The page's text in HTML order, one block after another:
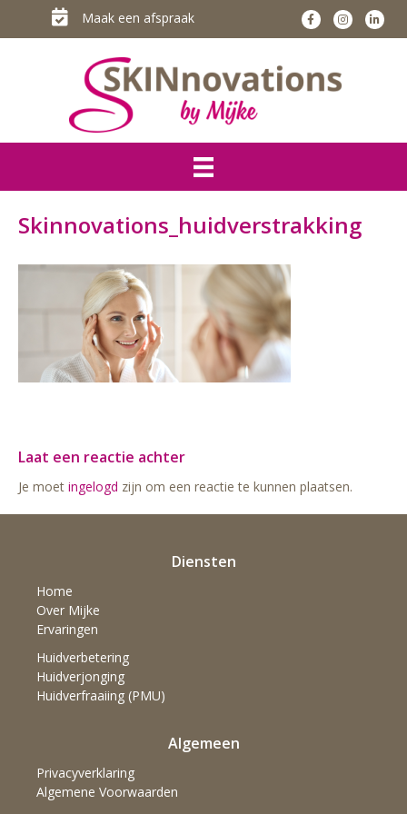
Maak een afspraak
Skinnovations_huidverstrakking
Laat een reactie achter
Je moet ingelogd zijn om een reactie te kunnen plaatsen.
Diensten
Home
Over Mijke
Ervaringen
Huidverbetering
Huidverjonging
Huidverfraaiing (PMU)
Algemeen
Privacyverklaring
Algemene Voorwaarden